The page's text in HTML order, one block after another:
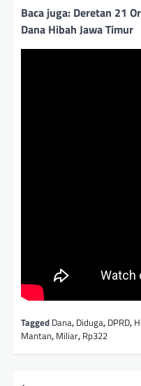
Baca juga: Deretan 21
Dana Hibah Jawa Timur
Tagged Dana, Diduga, DPRD,
Mantan, Miliar, Rp322
N